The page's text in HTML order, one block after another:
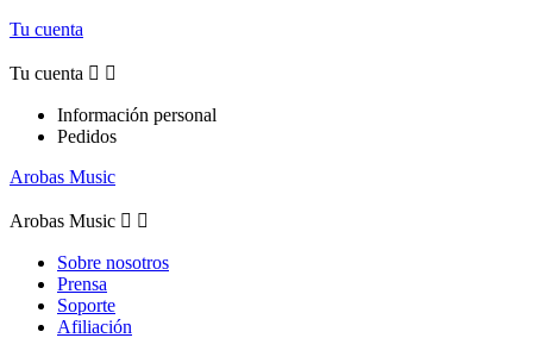
Tu cuenta
Tu cuenta  
Información personal
Pedidos
Arobas Music
Arobas Music  
Sobre nosotros
Prensa
Soporte
Afiliación